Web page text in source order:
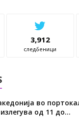
3,912
следбеници
во
излегува од 11 до...